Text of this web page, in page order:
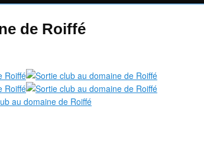
de Roiffé